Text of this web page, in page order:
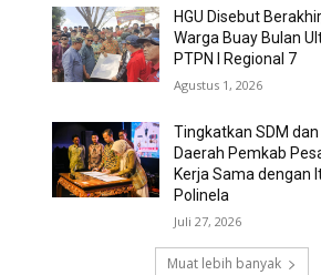
HGU Disebut
Warga Buay Bulan
PTPN I Regional 7
Agustus 1, 2026
Tingkatkan SDM dan
Daerah Pemkab
Kerja Sama dengan
Polinela
Juli 27, 2026
Muat lebih banyak